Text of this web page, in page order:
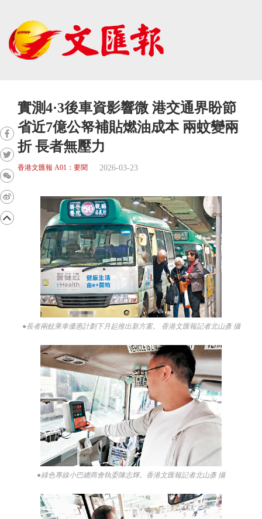
實測4·3後車資影響微 港交通界盼節
省近7億公帑補貼燃油成本 兩蚊變兩
折 長者無壓力
香港文匯報 A01：要聞 2026-03-23
●長者兩蚊乘車優惠計劃下月起推出新方案。 香港文匯報記者北山彥 攝
●綠色專線小巴總商會執委陳志輝。香港文匯報記者北山彥 攝